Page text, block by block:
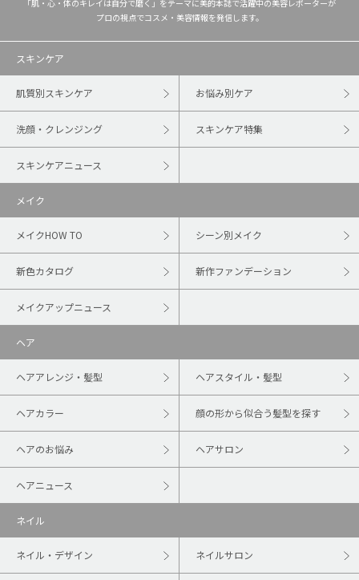
「肌・心・体のキレイは自分で磨く」をテーマに美的本誌で活躍中の美容レポーターが
プロの視点でコスメ・美容情報を発信します。
スキンケア
肌質別スキンケア お悩み別ケア
洗顔・クレンジング スキンケア特集
スキンケアニュース
メイク
メイクHOW TO シーン別メイク
新色カタログ 新作ファンデーション
メイクアップニュース
ヘア
ヘアアレンジ・髪型 ヘアスタイル・髪型
ヘアカラー 顔の形から似合う髪型を探す
ヘアのお悩み ヘアサロン
ヘアニュース
ネイル
ネイル・デザイン ネイルサロン